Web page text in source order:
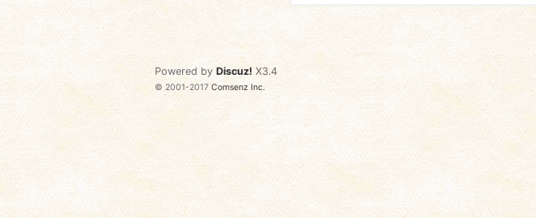
Powered by Discuz! X3.4
© 2001-2017Comsenz Inc.